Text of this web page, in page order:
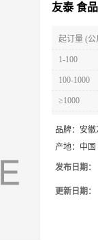
友泰 食
起订量 (公
1-100
100-1000
≥1000
品牌： 安徽
产地： 中国
发布日期：
更新日期：